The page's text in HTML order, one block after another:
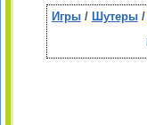
Игры/ Шутеры/